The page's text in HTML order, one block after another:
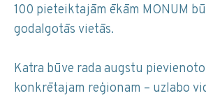
100 pieteiktajām ēkām MONUM
godalgotās vietās.
Katra būve rada augstu
konkrētajam reģionam – uzlabo